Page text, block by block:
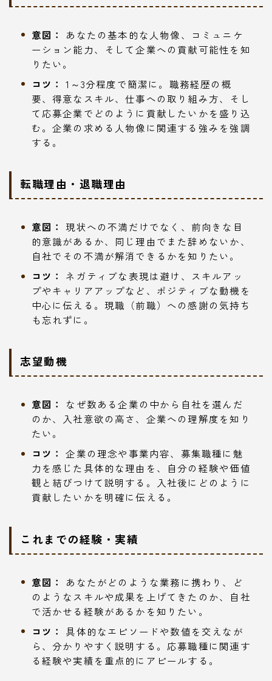
意図：
あなたの基本的な人物像、コミュニケ
ーション能力、そして企業への貢献可能性を知
りたい。
コツ： 1～3分程度で簡潔に。職務経歴の概
要、得意なスキル、仕事への取り組み方、そし
て応募企業でどのように貢献したいかを盛り込
む。企業の求める人物像に関連する強みを強調
する。
転職理由・退職理由
意図： 現状への不満だけでなく、前向きな目
的意識があるか、同じ理由でまた辞めないか、
自社でその不満が解消できるかを知りたい。
コツ：
ネガティブな表現は避け、スキルアッ
プやキャリアアップなど、ポジティブな動機を
中心に伝える。現職（前職）への感謝の気持ち
も忘れずに。
志望動機
意図：
なぜ数ある企業の中から自社を選んだ
のか、入社意欲の高さ、企業への理解度を知り
たい。
コツ： 企業の理念や事業内容、募集職種に魅
力を感じた具体的な理由を、自分の経験や価値
観と結びつけて説明する。入社後にどのように
貢献したいかを明確に伝える。
これまでの経験・実績
意図：
あなたがどのような業務に携わり、ど
のようなスキルや成果を上げてきたのか、自社
で活かせる経験があるかを知りたい。
コツ：
具体的なエピソードや数値を交えなが
ら、分かりやすく説明する。応募職種に関連す
る経験や実績を重点的にアピールする。